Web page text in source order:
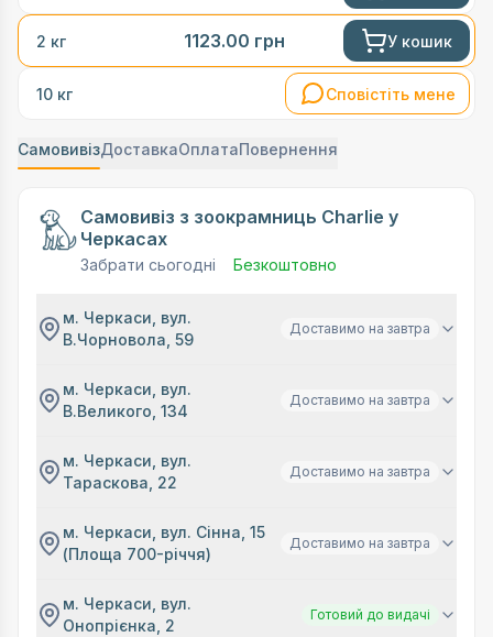
2 кг 1123.00 грн У кошик
10 кг Сповістіть мене
СамовивізДоставкаОплатаПовернення
Самовивіз з зоокрамниць Charlie у
Черкасах
Забрати сьогодні Безкоштовно
м. Черкаси, вул.
В.Чорновола, 59
Доставимо на завтра
м. Черкаси, вул.
В.Великого, 134
Доставимо на завтра
м. Черкаси, вул.
Тараскова, 22
Доставимо на завтра
м. Черкаси, вул. Сінна, 15
(Площа 700-річчя)
Доставимо на завтра
м. Черкаси, вул.
Онопрієнка, 2
Готовий до видачі